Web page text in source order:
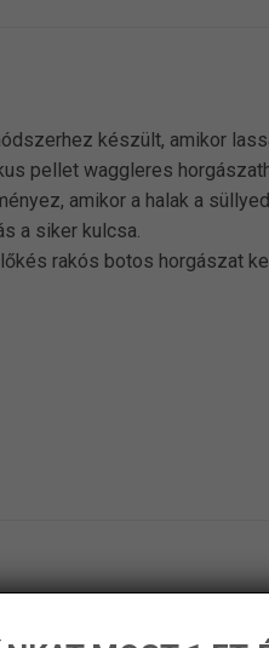
készült, amikor
pellet waggleres
amikor a halak a
a siker kulcsa.
rakós botos horgászat